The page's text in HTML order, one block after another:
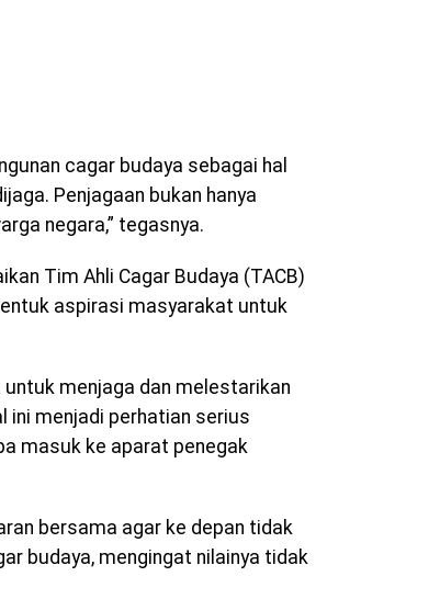
cagar budaya sebagai hal
Penjagaan bukan hanya
negara,” tegasnya.
Tim Ahli Cagar Budaya (TACB)
aspirasi masyarakat untuk
untuk menjaga dan melestarikan
ini menjadi perhatian serius
masuk ke aparat penegak
bersama agar ke depan tidak
budaya, mengingat nilainya tidak